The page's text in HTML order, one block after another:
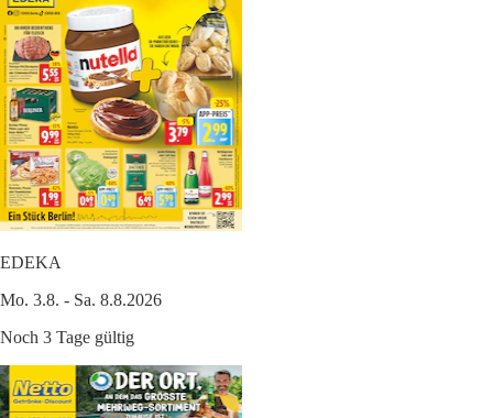
EDEKA
Mo. 3.8. - Sa. 8.8.2026
Noch 3 Tage gültig